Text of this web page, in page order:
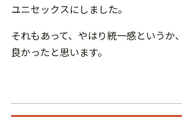
ユニセックスにしました。
それもあって、やはり統一感というか
良かったと思います。